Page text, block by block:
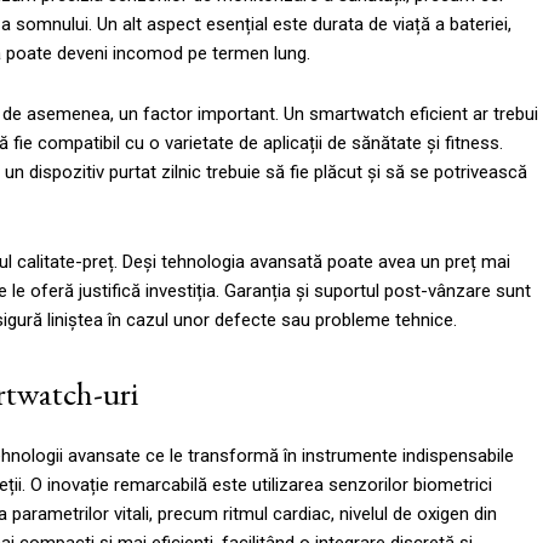
somnului. Un alt aspect esențial este durata de viață a bateriei,
deveni incomod pe termen lung.
asemenea, un factor important. Un smartwatch eficient ar trebui
compatibil cu o varietate de aplicații de sănătate și fitness.
dispozitiv purtat zilnic trebuie să fie plăcut și să se potrivească
calitate-preț. Deși tehnologia avansată poate avea un preț mai
le oferă justifică investiția. Garanția și suportul post-vânzare sunt
liniștea în cazul unor defecte sau probleme tehnice.
uri
avansate ce le transformă în instrumente indispensabile
O inovație remarcabilă este utilizarea senzorilor biometrici
vitali, precum ritmul cardiac, nivelul de oxigen din